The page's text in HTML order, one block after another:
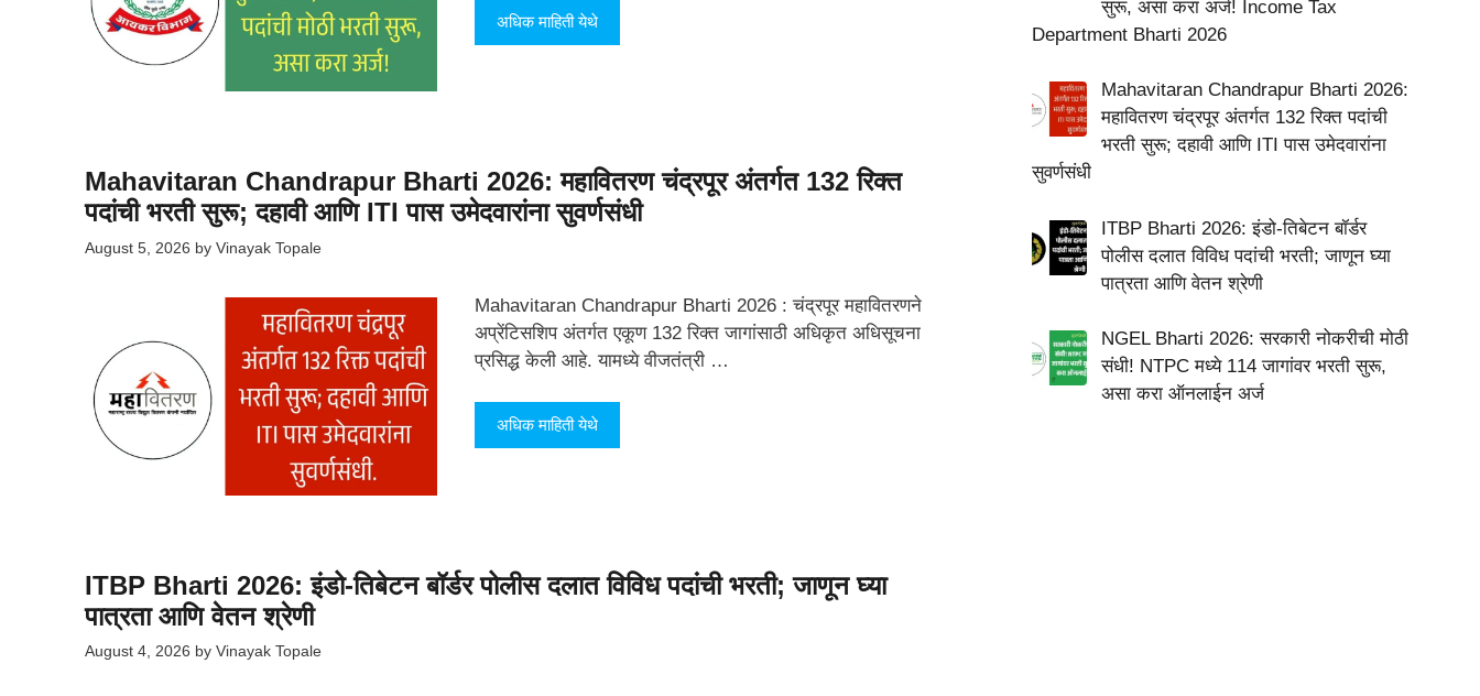
अधिक माहिती येथे
Mahavitaran Chandrapur Bharti 2026: महावितरण चंद्रपूर अंतर्गत 132 रिक्त
पदांची भरती सुरू; दहावी आणि ITI पास उमेदवारांना सुवर्णसंधी
August 5, 2026 by Vinayak Topale
Mahavitaran Chandrapur Bharti 2026 : चंद्रपूर महावितरणने
अप्रेंटिसशिप अंतर्गत एकूण 132 रिक्त जागांसाठी अधिकृत अधिसूचना
प्रसिद्ध केली आहे. यामध्ये वीजतंत्री …
अधिक माहिती येथे
ITBP Bharti 2026: इंडो-तिबेटन बॉर्डर पोलीस दलात विविध पदांची भरती; जाणून घ्या
पात्रता आणि वेतन श्रेणी
August 4, 2026 by Vinayak Topale
सुरू, असा करा अर्ज! Income Tax
Department Bharti 2026
Mahavitaran Chandrapur Bharti 2026:
महावितरण चंद्रपूर अंतर्गत 132 रिक्त पदांची
भरती सुरू; दहावी आणि ITI पास उमेदवारांना
सुवर्णसंधी
ITBP Bharti 2026: इंडो-तिबेटन बॉर्डर
पोलीस दलात विविध पदांची भरती; जाणून घ्या
पात्रता आणि वेतन श्रेणी
NGEL Bharti 2026: सरकारी नोकरीची मोठी
संधी! NTPC मध्ये 114 जागांवर भरती सुरू,
असा करा ऑनलाईन अर्ज